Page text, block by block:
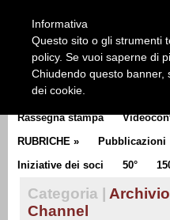
CLUB COMMUNICATOR
Rassegna stampa
RUBRICHE » Pubblicazioni
Iniziative dei soci
50°
Categoria |
Channel
Informativa
Questo sito o gli strumenti
policy. Se vuoi saperne di
Chiudendo questo banner,
dei cookie.